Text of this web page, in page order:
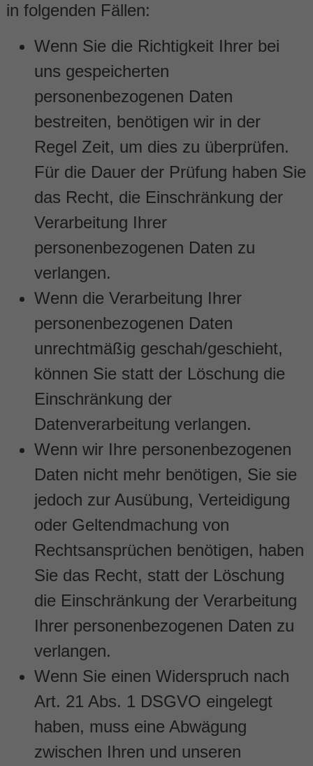
in folgenden Fällen:
Wenn Sie die Richtigkeit Ihrer bei
uns gespeicherten
personenbezogenen Daten
bestreiten, benötigen wir in der
Regel Zeit, um dies zu überprüfen.
Für die Dauer der Prüfung haben Sie
das Recht, die Einschränkung der
Verarbeitung Ihrer
personenbezogenen Daten zu
verlangen.
Wenn die Verarbeitung Ihrer
personenbezogenen Daten
unrechtmäßig geschah/geschieht,
können Sie statt der Löschung die
Einschränkung der
Datenverarbeitung verlangen.
Wenn wir Ihre personenbezogenen
Daten nicht mehr benötigen, Sie sie
jedoch zur Ausübung, Verteidigung
oder Geltendmachung von
Rechtsansprüchen benötigen, haben
Sie das Recht, statt der Löschung
die Einschränkung der Verarbeitung
Ihrer personenbezogenen Daten zu
verlangen.
Wenn Sie einen Widerspruch nach
Art. 21 Abs. 1 DSGVO eingelegt
haben, muss eine Abwägung
zwischen Ihren und unseren